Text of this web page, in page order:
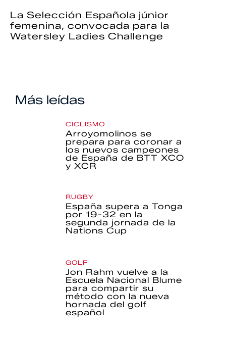
La Selección Española júnior
femenina, convocada para la
Watersley Ladies Challenge
Más leídas
CICLISMO
Arroyomolinos se
prepara para coronar a
los nuevos campeones
de España de BTT XCO
y XCR
RUGBY
España supera a Tonga
por 19-32 en la
segunda jornada de la
Nations Cup
GOLF
Jon Rahm vuelve a la
Escuela Nacional Blume
para compartir su
método con la nueva
hornada del golf
español